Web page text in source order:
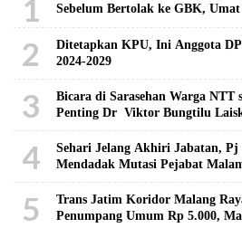
1 Sebelum Bertolak ke GBK, Umat
2
Ditetapkan KPU, Ini Anggota
2024-2029
3
Bicara di Sarasehan Warga NTT
Penting Dr Viktor Bungtilu
4
Sehari Jelang Akhiri Jabatan,
Mendadak Mutasi Pejabat
5
Trans Jatim Koridor Malang
Penumpang Umum Rp 5.000,